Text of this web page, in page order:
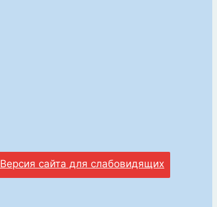
Версия сайта для слабовидящих